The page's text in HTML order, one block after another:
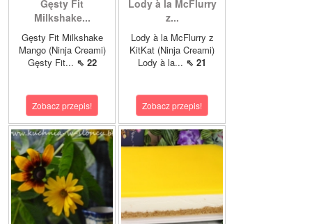
Gęsty Fit
Milkshake...
Gęsty Fit Milkshake
Mango (Ninja Creami)
Gęsty Fit... ⇖ 22
Zobacz przepis!
Lody à la McFlurry
z...
Lody à la McFlurry z
KitKat (Ninja Creami)
Lody à la... ⇖ 21
Zobacz przepis!